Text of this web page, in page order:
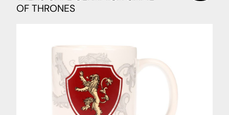
OF THRONES